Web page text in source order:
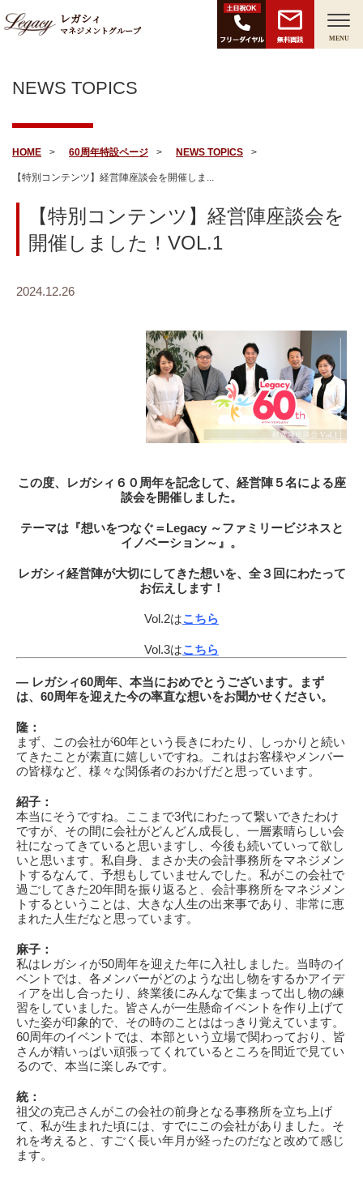
レガシィ
マネジメントグループ
無料面談 MENU
NEWS TOPICS
HOME 60周年特設ページ NEWS TOPICS
【特別コンテンツ】経営陣座談会を開催しま...
【特別コンテンツ】経営陣座談会を
開催しました！VOL.1
2024.12.26
この度、レガシィ６０周年を記念して、経営陣５名による座
談会を開催しました。
テーマは『想いをつなぐ＝Legacy ～ファミリービジネスと
イノベーション～』。
レガシィ経営陣が大切にしてきた想いを、全３回にわたって
お伝えします！
Vol.2はこちら
Vol.3はこちら
― レガシィ60周年、本当におめでとうございます。まず
は、60周年を迎えた今の率直な想いをお聞かせください。
隆：
まず、この会社が60年という長きにわたり、しっかりと続い
てきたことが素直に嬉しいですね。これはお客様やメンバー
の皆様など、様々な関係者のおかげだと思っています。
紹子：
本当にそうですね。ここまで3代にわたって繋いできたわけ
ですが、その間に会社がどんどん成長し、一層素晴らしい会
社になってきていると思いますし、今後も続いていって欲し
いと思います。私自身、まさか夫の会計事務所をマネジメン
トするなんて、予想もしていませんでした。私がこの会社で
過ごしてきた20年間を振り返ると、会計事務所をマネジメン
トするということは、大きな人生の出来事であり、非常に恵
まれた人生だなと思っています。
麻子：
私はレガシィが50周年を迎えた年に入社しました。当時のイ
ベントでは、各メンバーがどのような出し物をするかアイデ
ィアを出し合ったり、終業後にみんなで集まって出し物の練
習をしていました。皆さんが一生懸命イベントを作り上げて
いた姿が印象的で、その時のことははっきり覚えています。
60周年のイベントでは、本部という立場で関わっており、皆
さんが精いっぱい頑張ってくれているところを間近で見てい
るので、本当に楽しみです。
統：
祖父の克己さんがこの会社の前身となる事務所を立ち上げ
て、私が生まれた頃には、すでにこの会社がありました。そ
れを考えると、すごく長い年月が経ったのだなと改めて感じ
ます。